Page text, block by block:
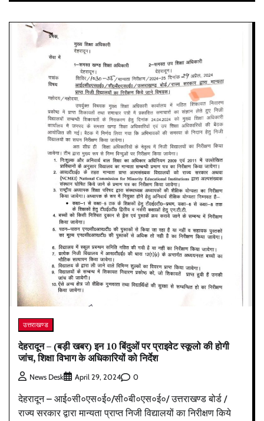
उत्तराखण्ड
देहरादून – (बड़ी खबर) इन 10 बिंदुओं पर प्राइवेट स्कूलो की होगी
जांच, शिक्षा विभाग के अधिकारियों को निर्देश
News Desk April 29, 2024 0
देहरादून – आई०सी०एस०ई०/सी०बी०एस०ई०/ उत्तराखण्ड बोर्ड /
राज्य सरकार द्वारा मान्यता प्राप्त निजी विद्यालयों का निरीक्षण किये